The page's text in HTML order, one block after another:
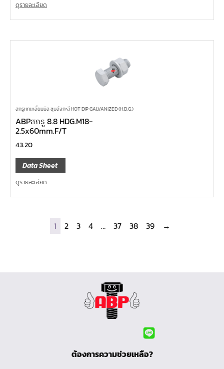
ดูรายละเอียด
สกรูหกเหลี่ยมมิล ชุบสังกะสี HOT DIP GALVANIZED (H.D.G.)
ABPสกรู 8.8 HDG.M18-
2.5x60mm.F/T
43.20
Data Sheet
ดูรายละเอียด
1 2 3 4 … 37 38 39 →
ต้องการความช่วยเหลือ?